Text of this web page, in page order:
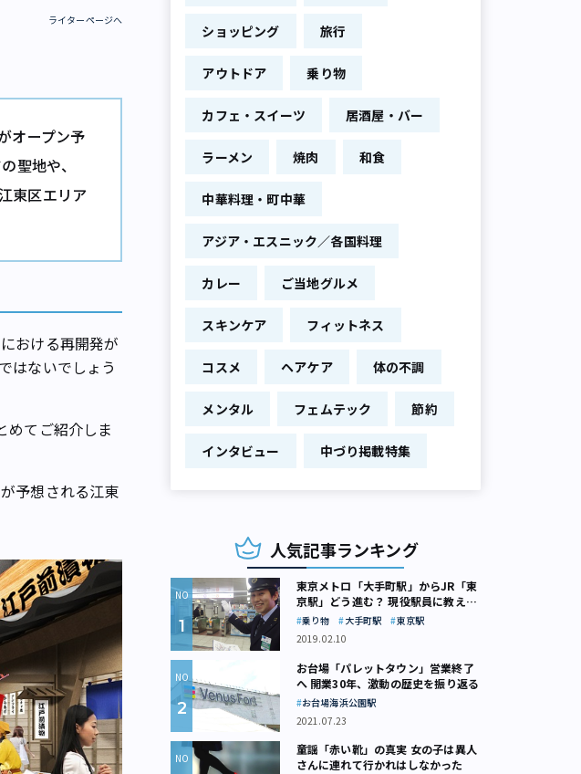
ライターページへ
オープン予
聖地や、
東区エリア
おける再開発が
はないでしょう
めてご紹介しま
予想される江東
ショッピング 旅行
アウトドア 乗り物
カフェ・スイーツ 居酒屋・バー
ラーメン 焼肉 和食
中華料理・町中華
アジア・エスニック／各国料理
カレー ご当地グルメ
スキンケア フィットネス
コスメ ヘアケア 体の不調
メンタル フェムテック 節約
インタビュー 中づり掲載特集
人気記事ランキング
東京メトロ「大手町駅」からJR「東
京駅」どう進む？ 現役駅員に教えて
もらいました
乗り物 大手町駅
東京駅
2019.02.10
お台場「パレットタウン」営業終了
へ 開業30年、激動の歴史を振り返る
お台場海浜公園駅
2021.07.23
童謡「赤い靴」の真実 女の子は異人
さんに連れて行かれはしなかった